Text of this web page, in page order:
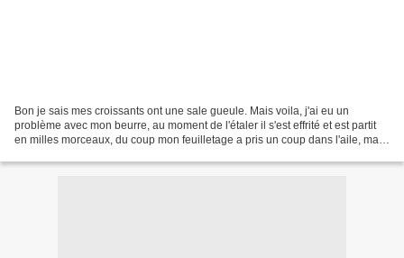
Bon je sais mes croissants ont une sale gueule. Mais voila, j'ai eu un
problème avec mon beurre, au moment de l'étaler il s'est effrité et est partit
en milles morceaux, du coup mon feuilletage a pris un coup dans l'aile, ma